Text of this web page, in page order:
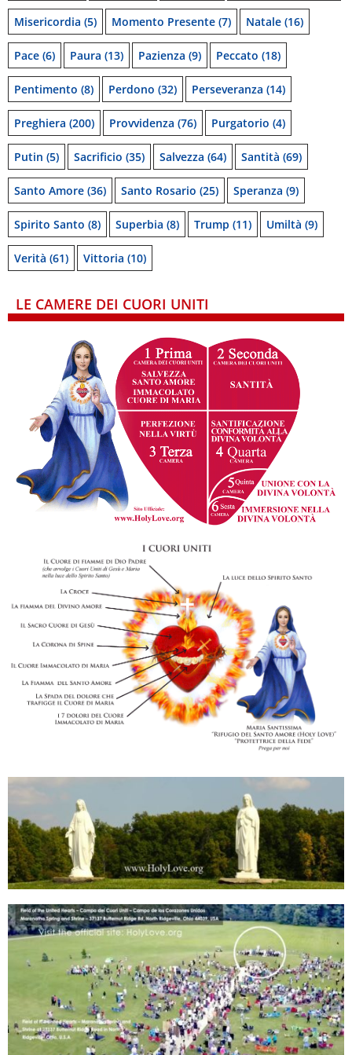
Misericordia (5) Momento Presente (7) Natale (16)
Pace (6) Paura (13) Pazienza (9) Peccato (18)
Pentimento (8) Perdono (32) Perseveranza (14)
Preghiera (200) Provvidenza (76) Purgatorio (4)
Putin (5) Sacrificio (35) Salvezza (64) Santità (69)
Santo Amore (36) Santo Rosario (25) Speranza (9)
Spirito Santo (8) Superbia (8) Trump (11) Umiltà (9)
Verità (61) Vittoria (10)
LE CAMERE DEI CUORI UNITI